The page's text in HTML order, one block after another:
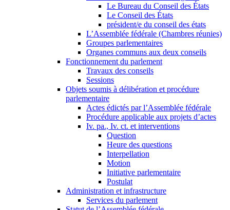
Le Bureau du Conseil des États
Le Conseil des États
président/e du conseil des états
L’Assemblée fédérale (Chambres réunies)
Groupes parlementaires
Organes communs aux deux conseils
Fonctionnement du parlement
Travaux des conseils
Sessions
Objets soumis à délibération et procédure
parlementaire
Actes édictés par l’Assemblée fédérale
Procédure applicable aux projets d’actes
Iv. pa., Iv. ct. et interventions
Question
Heure des questions
Interpellation
Motion
Initiative parlementaire
Postulat
Administration et infrastructure
Services du parlement